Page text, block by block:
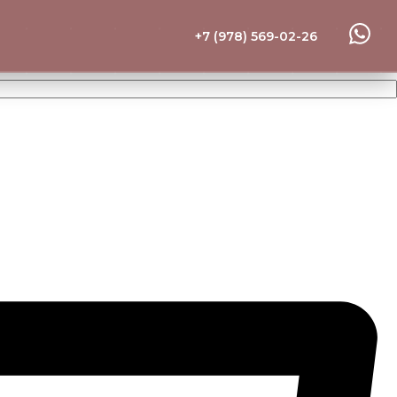
+7 (978) 569-02-26